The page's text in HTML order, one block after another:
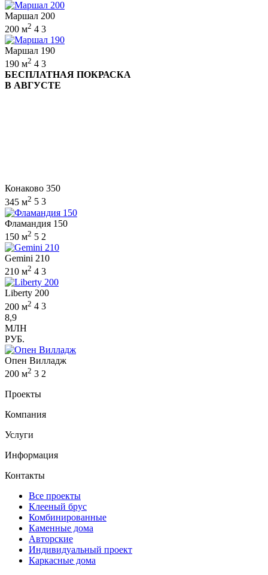
Маршал 200
200 м2 4 3
Маршал 190
190 м2 4 3
БЕСПЛАТНАЯ ПОКРАСКА
В АВГУСТЕ
Конаково 350
345 м2 5 3
Фламандия 150
150 м2 5 2
Gemini 210
210 м2 4 3
Liberty 200
200 м2 4 3
8,9
МЛН
РУБ.
Опен Вилладж
200 м2 3 2
Проекты
Компания
Услуги
Информация
Контакты
Все проекты
Клееный брус
Комбинированные
Каменные дома
Авторские
Индивидуальный проект
Каркасные дома